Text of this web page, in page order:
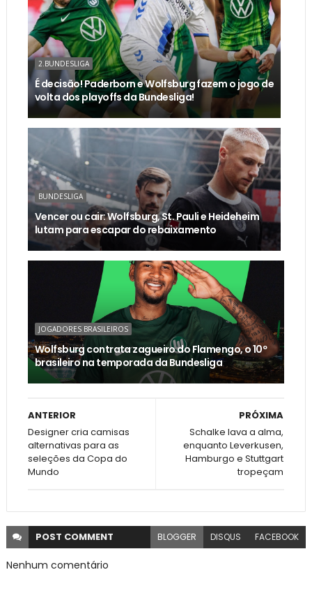
2.BUNDESLIGA
É decisão! Paderborn e Wolfsburg fazem o jogo de
volta dos playoffs da Bundesliga!
BUNDESLIGA
Vencer ou cair: Wolfsburg, St. Pauli e Heideheim
lutam para escapar do rebaixamento
JOGADORES BRASILEIROS
Wolfsburg contrata zagueiro do Flamengo, o 10º
brasileiro na temporada da Bundesliga
PRÓXIMA
Schalke lava a alma,
enquanto Leverkusen,
Hamburgo e Stuttgart
tropeçam
ANTERIOR
Designer cria camisas
alternativas para as
seleções da Copa do
Mundo
POST COMMENT BLOGGER DISQUS FACEBOOK
Nenhum comentário